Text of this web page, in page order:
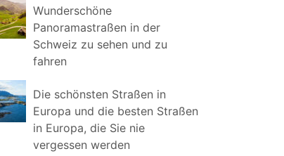
Wunderschöne
Panoramastraßen in der
Schweiz zu sehen und zu
fahren
Die schönsten Straßen in
Europa und die besten Straßen
in Europa, die Sie nie
vergessen werden